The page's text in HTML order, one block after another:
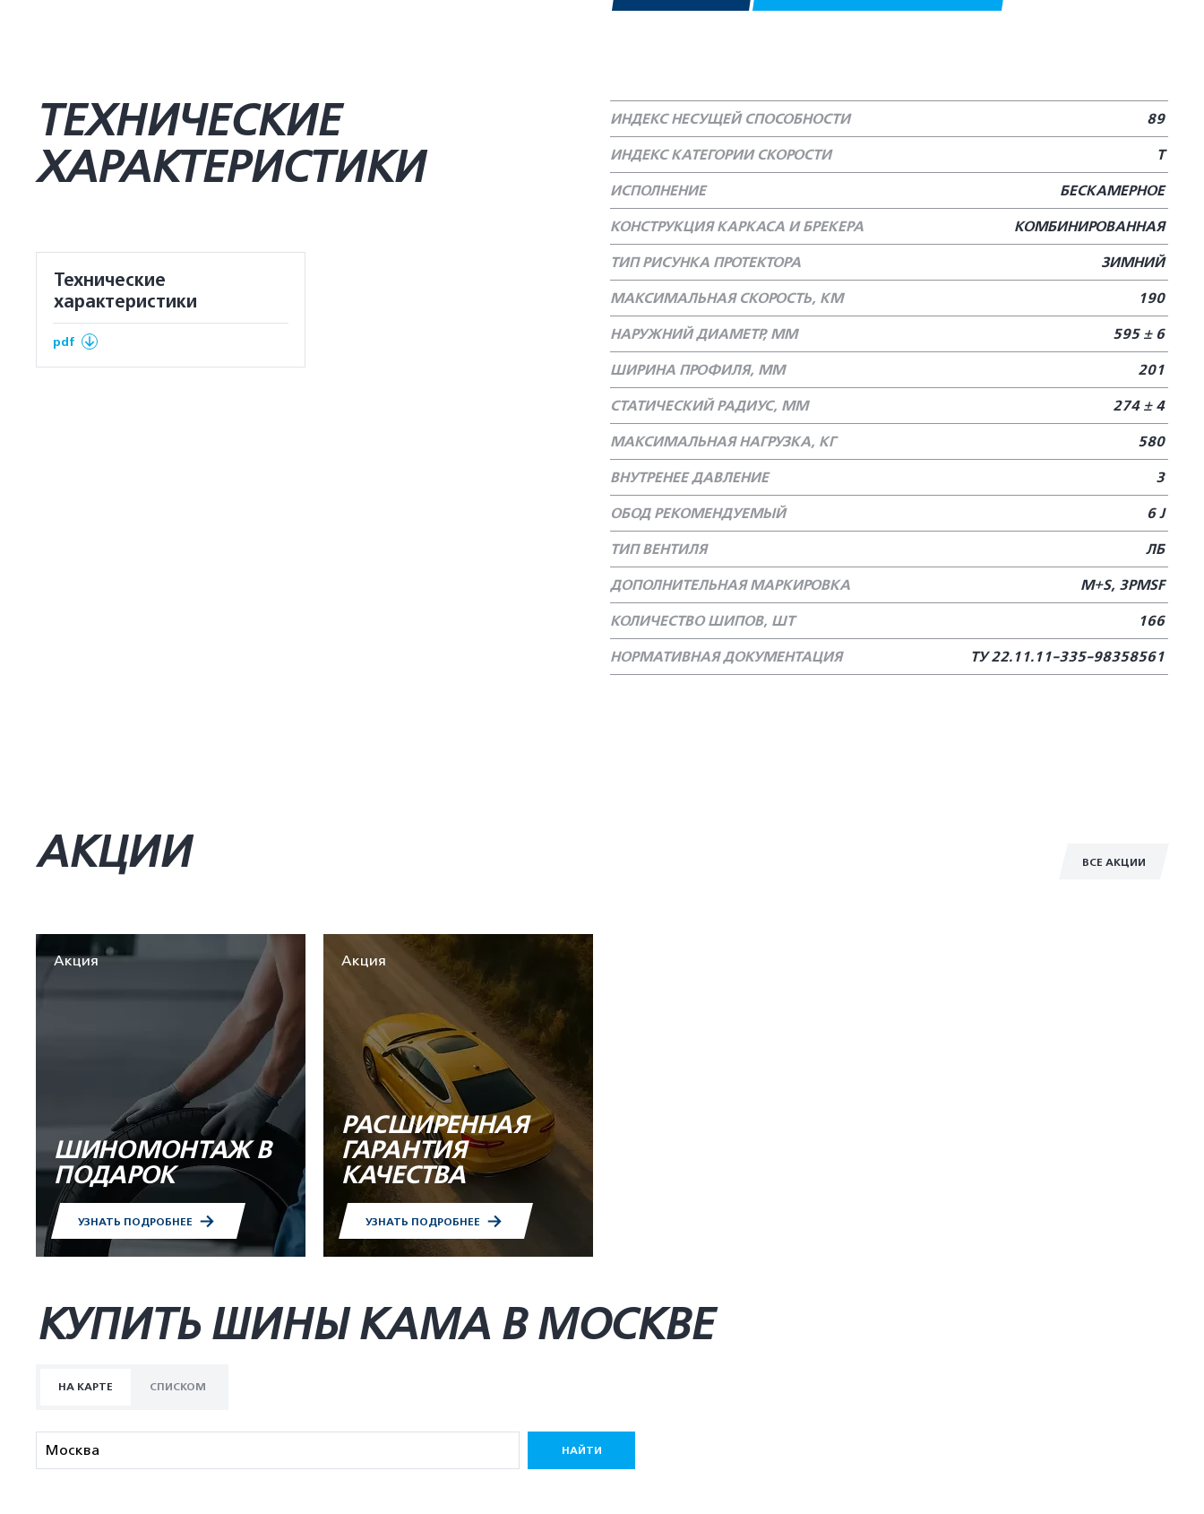
ТЕХНИЧЕСКИЕ
ХАРАКТЕРИСТИКИ
Технические
характеристики
pdf
ИНДЕКС НЕСУЩЕЙ СПОСОБНОСТИ
89
ИНДЕКС КАТЕГОРИИ СКОРОСТИ
T
ИСПОЛНЕНИЕ
БЕСКАМЕРНОЕ
КОНСТРУКЦИЯ КАРКАСА И БРЕКЕРА
КОМБИНИРОВАННАЯ
ТИП РИСУНКА ПРОТЕКТОРА
ЗИМНИЙ
МАКСИМАЛЬНАЯ СКОРОСТЬ, КМ
190
НАРУЖНИЙ ДИАМЕТР, ММ
595 ± 6
ШИРИНА ПРОФИЛЯ, ММ
201
СТАТИЧЕСКИЙ РАДИУС, ММ
274 ± 4
МАКСИМАЛЬНАЯ НАГРУЗКА, КГ
580
ВНУТРЕНЕЕ ДАВЛЕНИЕ
3
ОБОД РЕКОМЕНДУЕМЫЙ
6 J
ТИП ВЕНТИЛЯ
ЛБ
ДОПОЛНИТЕЛЬНАЯ МАРКИРОВКА
M+S, 3PMSF
КОЛИЧЕСТВО ШИПОВ, ШТ
166
НОРМАТИВНАЯ ДОКУМЕНТАЦИЯ
ТУ 22.11.11-335-98358561
ВСЕ АКЦИИ
АКЦИИ
Акция
ШИНОМОНТАЖ В
ПОДАРОК
УЗНАТЬ ПОДРОБНЕЕ
Акция
РАСШИРЕННАЯ
ГАРАНТИЯ
КАЧЕСТВА
УЗНАТЬ ПОДРОБНЕЕ
КУПИТЬ ШИНЫ KAMA В МОСКВЕ
НА КАРТЕ СПИСКОМ
НАЙТИ